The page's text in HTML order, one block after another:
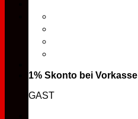
1% Skonto bei Vorkasse
GAST